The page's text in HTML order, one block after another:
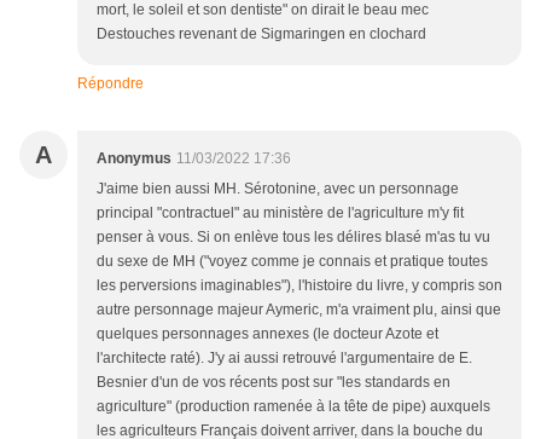
mort, le soleil et son dentiste" on dirait le beau mec
Destouches revenant de Sigmaringen en clochard
Répondre
A Anonymus 11/03/2022 17:36
J'aime bien aussi MH. Sérotonine, avec un personnage
principal "contractuel" au ministère de l'agriculture m'y fit
penser à vous. Si on enlève tous les délires blasé m'as tu vu
du sexe de MH ("voyez comme je connais et pratique toutes
les perversions imaginables"), l'histoire du livre, y compris son
autre personnage majeur Aymeric, m'a vraiment plu, ainsi que
quelques personnages annexes (le docteur Azote et
l'architecte raté). J'y ai aussi retrouvé l'argumentaire de E.
Besnier d'un de vos récents post sur "les standards en
agriculture" (production ramenée à la tête de pipe) auxquels
les agriculteurs Français doivent arriver, dans la bouche du